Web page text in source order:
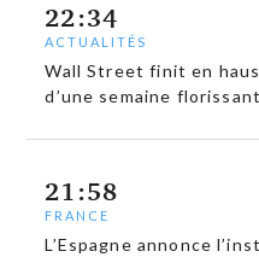
22:34
ACTUALITÉS
Wall Street finit en
d’une semaine
21:58
FRANCE
L’Espagne annonce